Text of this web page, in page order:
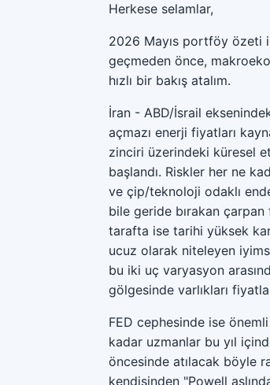
Herkese selamlar,
2026 Mayıs portföy özeti
geçmeden önce,
hızlı bir bakış atalım.
İran - ABD/İsrail
açmazı enerji fiyatları
zinciri üzerindeki küresel
başlandı. Riskler her ne
ve çip/teknoloji odaklı
bile geride bırakan
tarafta ise tarihi yüksek
ucuz olarak niteleyen
bu iki uç varyasyon
gölgesinde varlıkları
FED cephesinde ise
kadar uzmanlar bu yıl
öncesinde atılacak böyle
kendisinden "Powell